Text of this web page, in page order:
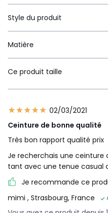
Style du produit
Matière
Ce produit taille
02/03/2021
Ceinture de bonne qualité
Très bon rapport qualité prix
Je recherchais une ceinture
tant avec une tenue casual
Je recommande ce
mimi , Strasbourg, France